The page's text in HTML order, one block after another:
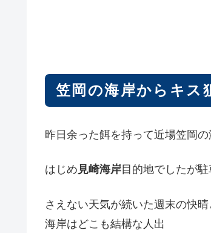
笠岡の海岸からキス
昨日余った餌を持って近場笠岡
はじめ 見崎海岸目的地でしたが
さえない天気が続いた週末の快
海岸はどこも結構な人出